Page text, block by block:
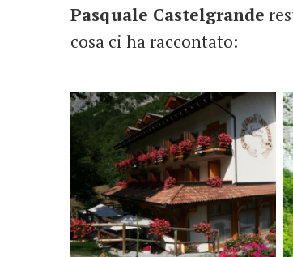
Pasquale Castelgrande
cosa ci ha raccontato: